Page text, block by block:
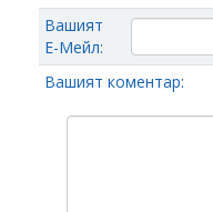
Вашият
Е-Мейл:
Вашият коментар: